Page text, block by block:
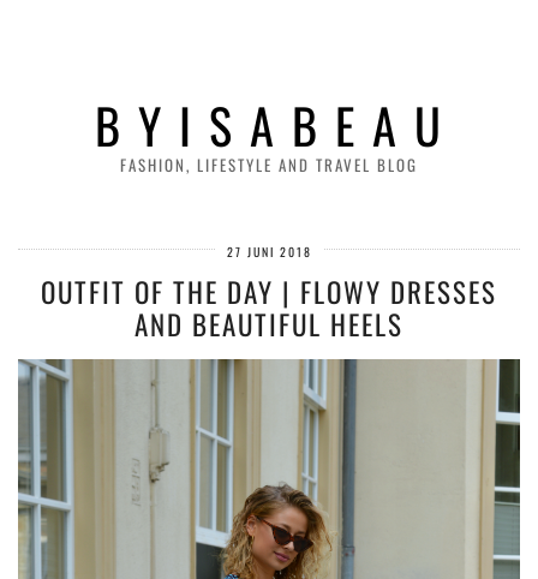
B Y I S A B E A U
FASHION, LIFESTYLE AND TRAVEL BLOG
27 JUNI 2018
OUTFIT OF THE DAY | FLOWY DRESSES
AND BEAUTIFUL HEELS